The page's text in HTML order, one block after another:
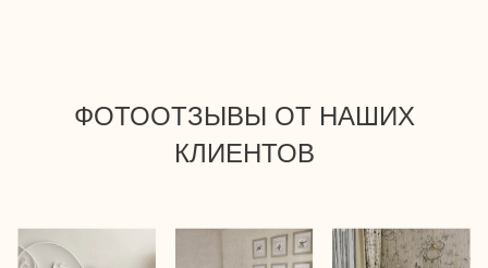
ФОТООТЗЫВЫ ОТ НАШИХ
КЛИЕНТОВ